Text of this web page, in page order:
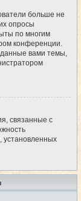
больше не
опросы
по многим
конференции.
вами темы,
связанные с
установленных